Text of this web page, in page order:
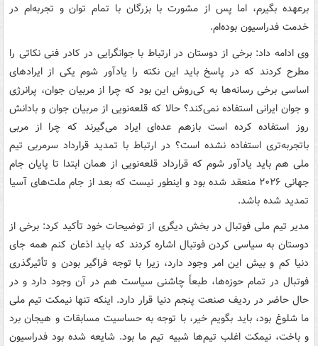
برعهده بگیرم، اما پس از مشورت با بزرگان با تمام توان و تجربه‌ام در
خدمت فدراسیون بوده‌ام.
وی ادامه داد: برخی از دوستان در ارتباط با جوانگرایی در کادر فنی نکاتی را
مطرح کردند که در پاسخ باید این نکته را یادآور شوم یکی از ایرادهای
اساسی برخی رسانه‌ها به کی‌روش این بود که چرا از مربیان جوان، پرانرژی
و جوان ایرانی استفاده نمی‌کند؟ حالا که قلعه‌نویی از مربیان جوان و بادانش
روز استفاده کرده است بازهم عده‌ای ایراد می‌گیرند که چرا از مربی
باتجربه‌تری استفاده نشده است؟ در ارتباط با تمدید قرارداد سرمربی تیم
ملی هم باید یادآور شوم که قرارداد قلعه‌نویی از همان ابتدا تا پایان جام
جهانی ۲۰۲۶ منعقد شده بود و اینطور نیست که بعد از جام ملت‌های آسیا
تمدید شده باشد.
مدیر تیم ملی فوتبال در بخش دیگری از توضیحات خود تأکید کرد: برخی از
دوستان به سیاسی کردن فوتبال اشاره کردند که باید اذعان کنم همه جای
دنیا کم و بیش این امر وجود دارد، زیرا با توجه فراگیر بودن و تأثیرگذری
فوتبال در تمام حوزه‌ها، طبعاً چاشنی سیاست هم در آن وجود دارد و در
حال حاضر در ردیف صنعت پنجم دنیا قرار دارد. اینکه تنها نیمکت تیم ملی
ما شلوغ بود، باید بگویم خیر، با توجه به حساسیت مسابقات و هیجان برد
و باخت، نیمکت اغلب تیم‌ها شبیه تیم ما بود. شایعه شده بود فدراسیون